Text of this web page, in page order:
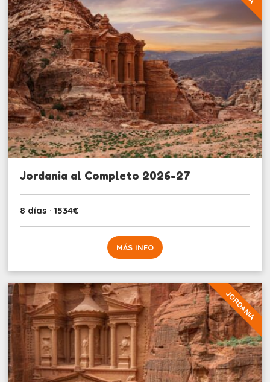
Jordania al Completo 2026-27
8 días · 1534€
MÁS INFO
JORDANIA